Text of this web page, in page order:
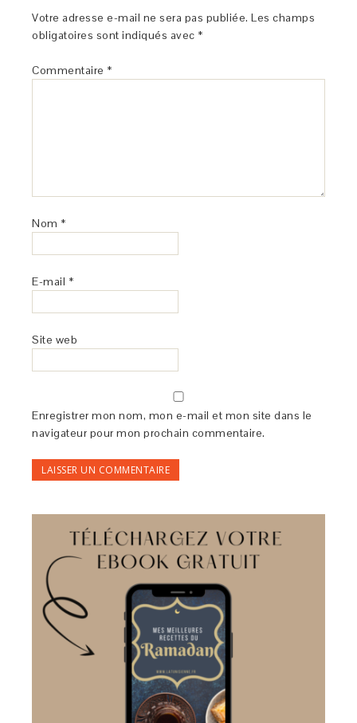
Votre adresse e-mail ne sera pas publiée. Les champs
obligatoires sont indiqués avec *
Commentaire *
Nom *
E-mail *
Site web
Enregistrer mon nom, mon e-mail et mon site dans le
navigateur pour mon prochain commentaire.